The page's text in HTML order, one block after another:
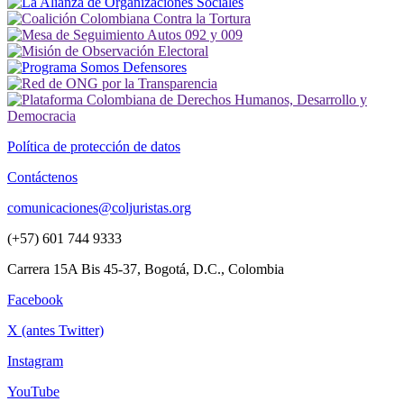
Política de protección de datos
Contáctenos
comunicaciones@coljuristas.org
(+57) 601 744 9333
Carrera 15A Bis 45-37, Bogotá, D.C., Colombia
Facebook
X (antes Twitter)
Instagram
YouTube